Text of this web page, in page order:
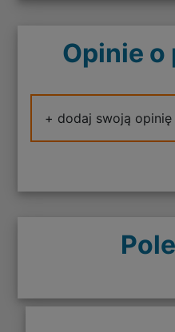
Opinie
+ dodaj swoją opinię